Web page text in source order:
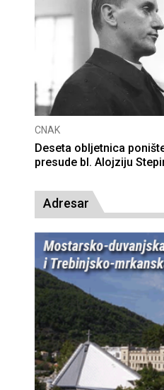
CNAK
Deseta obljetnica
presude bl. Alojziju
Adresar